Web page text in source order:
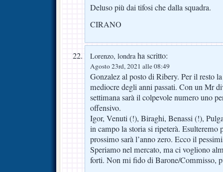
Deluso più dai tifosi che dalla squadra.
CIRANO
Lorenzo, londraha scritto:
Agosto 23rd, 2021 alle 08:49
Gonzalez al posto di Ribery. Per il resto
mediocre degli anni passati. Con un Mr
settimana sarà il colpevole numero uno
offensivo.
Igor, Venuti (!), Biraghi, Benassi (!),
in campo la storia si ripeterà. Esulteremo
prossimo sarà l’anno zero. Ecco il
Speriamo nel mercato, ma ci vogliono
forti. Non mi fido di Barone/Commisso,